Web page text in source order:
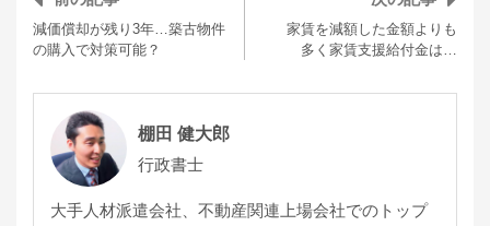
減価償却が残り3年…築古物件
の購入で対策可能？
家賃を減額した金額よりも
多く家賃支援給付金は…
棚田 健大郎
行政書士
大手人材派遣会社、不動産関連上場会社でのトップ